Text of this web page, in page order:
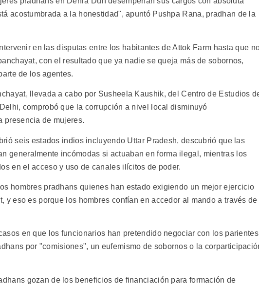
acostumbrada a la honestidad", apuntó Pushpa Rana, pradhan de la
en las disputas entre los habitantes de Attok Farm hasta que
con el resultado que ya nadie se queja más de sobornos,
de los agentes.
llevada a cabo por Susheela Kaushik, del Centro de Estudios
comprobó que la corrupción a nivel local disminuyó
presencia de mujeres.
seis estados indios incluyendo Uttar Pradesh, descubrió que las
generalmente incómodas si actuaban en forma ilegal, mientras los
en el acceso y uso de canales ilícitos de poder.
hombres pradhans quienes han estado exigiendo un mejor ejercicio
y eso es porque los hombres confían en accedor al mando a través de
en que los funcionarios han pretendido negociar con los parientes
por "comisiones", un eufemismo de sobornos o la
gozan de los beneficios de financiación para formación de